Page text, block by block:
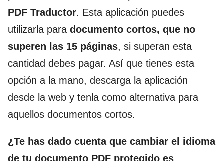
PDF Traductor. Esta aplicación puedes
utilizarla para documento cortos, que no
superen las 15 páginas, si superan esta
cantidad debes pagar. Así que tienes esta
opción a la mano, descarga la aplicación
desde la web y tenla como alternativa para
aquellos documentos cortos.
¿Te has dado cuenta que cambiar el idioma
de tu documento PDF protegido es